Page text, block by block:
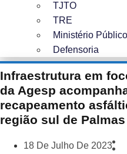
TJTO
TRE
Ministério Público
Defensoria
Infraestrutura em
da Agesp
recapeamento
região sul de Palmas
18 De Julho De 2023